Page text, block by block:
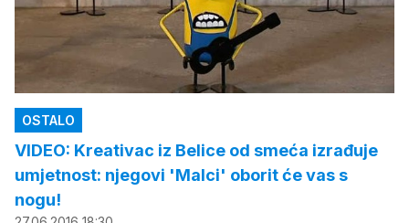
OSTALO
VIDEO: Kreativac iz Belice od smeća izrađuje
umjetnost: njegovi 'Malci' oborit će vas s
nogu!